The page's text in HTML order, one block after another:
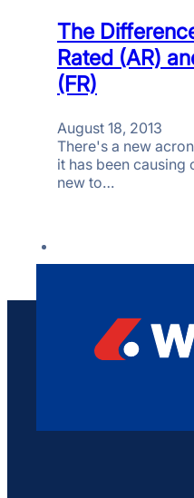
The
Rated (AR)
(FR)
August 18, 2013
There's a new
it has been
new to…